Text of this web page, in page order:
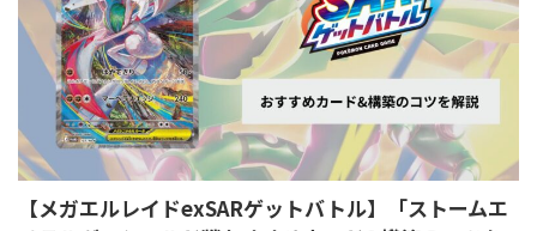
【メガエルレイドexSARゲットバトル】「ストームエ